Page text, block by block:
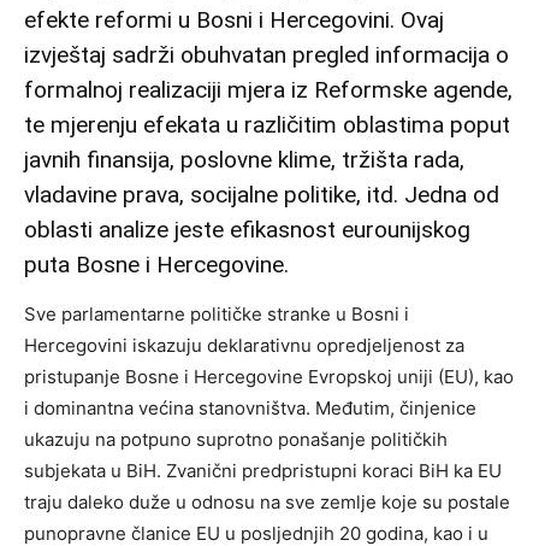
efekte reformi u Bosni i Hercegovini. Ovaj
izvještaj sadrži obuhvatan pregled informacija o
formalnoj realizaciji mjera iz Reformske agende,
te mjerenju efekata u različitim oblastima poput
javnih finansija, poslovne klime, tržišta rada,
vladavine prava, socijalne politike, itd. Jedna od
oblasti analize jeste efikasnost eurounijskog
puta Bosne i Hercegovine.
Sve parlamentarne političke stranke u Bosni i
Hercegovini iskazuju deklarativnu opredjeljenost za
pristupanje Bosne i Hercegovine Evropskoj uniji (EU), kao
i dominantna većina stanovništva. Međutim, činjenice
ukazuju na potpuno suprotno ponašanje političkih
subjekata u BiH. Zvanični predpristupni koraci BiH ka EU
traju daleko duže u odnosu na sve zemlje koje su postale
punopravne članice EU u posljednjih 20 godina, kao i u